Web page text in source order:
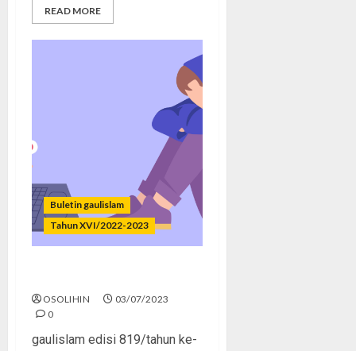
READ MORE
Buletin gaulislam
Tahun XVI/2022-2023
OSOLIHIN
03/07/2023
0
gaulislam edisi 819/tahun ke-